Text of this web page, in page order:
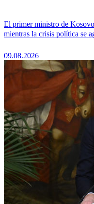
El primer ministro de
mientras la crisis política se
09.08.2026